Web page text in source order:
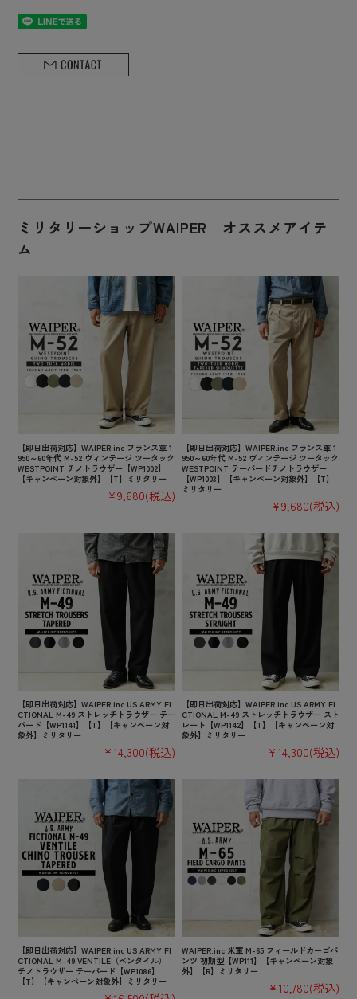
ミリタリーショップWAIPER オススメアイテ
ム
【即日出荷対応】WAIPER.inc フランス軍 1
950～60年代 M-52 ヴィンテージ ツータック
WESTPOINT チノトラウザー【WP1002】
【キャンペーン対象外】【T】ミリタリー
¥9,680(税込)
【即日出荷対応】WAIPER.inc フランス軍 1
950～60年代 M-52 ヴィンテージ ツータック
WESTPOINT テーパードチノトラウザー
【WP1003】【キャンペーン対象外】【T】
ミリタリー
¥9,680(税込)
【即日出荷対応】WAIPER.inc US ARMY FI
CTIONAL M-49 ストレッチトラウザー テー
パード【WP1141】【T】【キャンペーン対
象外】ミリタリー
¥14,300(税込)
【即日出荷対応】WAIPER.inc US ARMY FI
CTIONAL M-49 ストレッチトラウザー スト
レート【WP1142】【T】【キャンペーン対
象外】ミリタリー
¥14,300(税込)
【即日出荷対応】WAIPER.inc US ARMY FI
CTIONAL M-49 VENTILE（ベンタイル）
チノトラウザー テーパード【WP1086】
【T】【キャンペーン対象外】ミリタリー
WAIPER.inc 米軍 M-65 フィールドカーゴパ
ンツ 初期型【WP111】【キャンペーン対象
外】【R】ミリタリー
¥10,780(税込)